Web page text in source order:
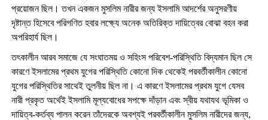
প্রয়োজন ছিল। তখন একজন মুসলিম নারীর জন্য ইসলামি আদর্শের অনুসরণীয়
দৃষ্টান্ত হিসেবে পরিগণিত হবার লক্ষ্যে অনেক অতিরিক্ত দায়িত্বের বোঝা বহন করা
অপরিহার্য ছিল।
তৎকালীন আরব সমাজে যে সংঘাতময় ও সহিংস পরিবেশ-পরিস্থিতি বিদ্যমান ছিল সে
কারণে ইসলামের প্রথম যুগের পরিস্থিতি কোনো দিক থেকেই পরবর্তীকালীন কোনো
যুগের পরিস্থিতির সাথেই তুলনীয় ছিল না। এ কারণে ইসলামের প্রথম যুগে যেসব
নারী প্রকৃত অর্থেই ইসলামি মূল্যবোধের সপক্ষে দাঁড়ান এবং স্বীয় যথাযথ ভূমিকা ও
দায়িত্ব-কর্তব্য পালন করেন তাঁদেরকে অবশ্যই পরবর্তীকালীন মুসলিম নারীদের জন্য,